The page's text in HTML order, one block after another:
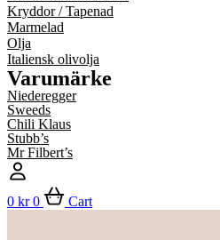
Kryddor / Tapenad
Marmelad
Olja
Italiensk olivolja
Varumärke
Niederegger
Sweeds
Chili Klaus
Stubb’s
Mr Filbert’s
0 kr 0 Cart